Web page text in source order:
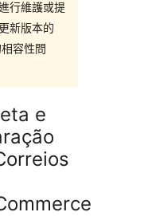
行維護或提
新版本的
容性問
e